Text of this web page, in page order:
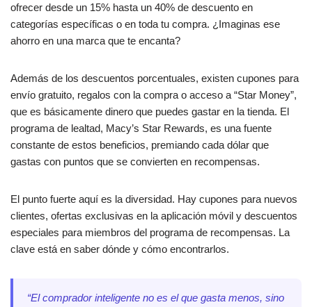
ofrecer desde un 15% hasta un 40% de descuento en
categorías específicas o en toda tu compra. ¿Imaginas ese
ahorro en una marca que te encanta?
Además de los descuentos porcentuales, existen cupones para
envío gratuito, regalos con la compra o acceso a “Star Money”,
que es básicamente dinero que puedes gastar en la tienda. El
programa de lealtad, Macy’s Star Rewards, es una fuente
constante de estos beneficios, premiando cada dólar que
gastas con puntos que se convierten en recompensas.
El punto fuerte aquí es la diversidad. Hay cupones para nuevos
clientes, ofertas exclusivas en la aplicación móvil y descuentos
especiales para miembros del programa de recompensas. La
clave está en saber dónde y cómo encontrarlos.
“El comprador inteligente no es el que gasta menos, sino